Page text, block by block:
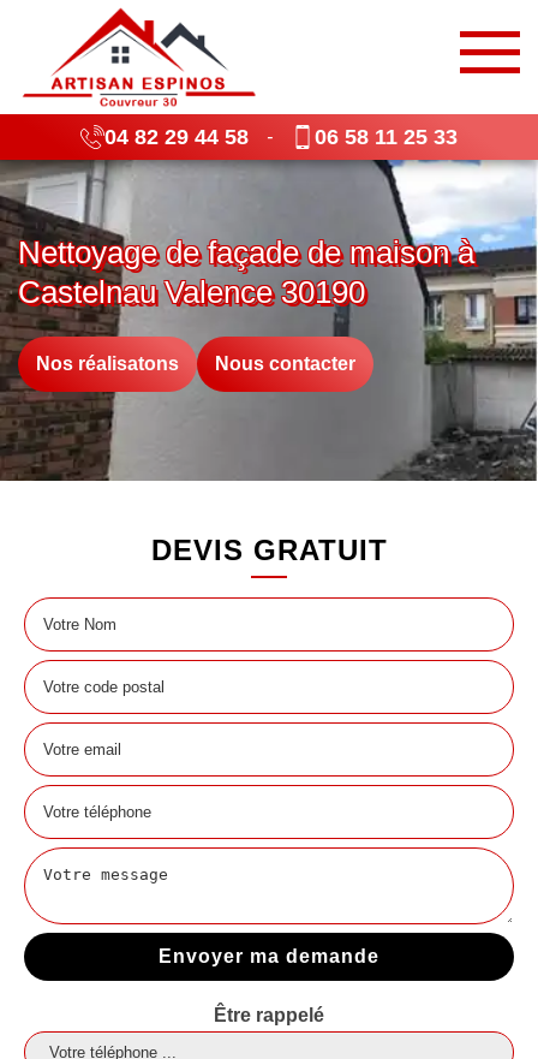
04 82 29 44 58 - 06 58 11 25 33
Nettoyage de façade de maison à
Castelnau Valence 30190
Nos réalisatons Nous contacter
DEVIS GRATUIT
Être rappelé